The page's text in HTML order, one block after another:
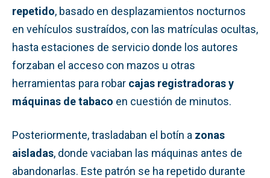
repetido, basado en desplazamientos nocturnos
en vehículos sustraídos, con las matrículas ocultas,
hasta estaciones de servicio donde los autores
forzaban el acceso con mazos u otras
herramientas para robar cajas registradoras y
máquinas de tabaco en cuestión de minutos.
Posteriormente, trasladaban el botín a zonas
aisladas, donde vaciaban las máquinas antes de
abandonarlas. Este patrón se ha repetido durante